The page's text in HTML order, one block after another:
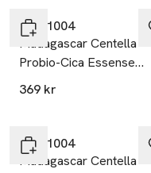
SKIN1004
Madagascar Centella
Probio-Cica Essense
Toner
369 kr
SKIN1004
Madagascar Centella